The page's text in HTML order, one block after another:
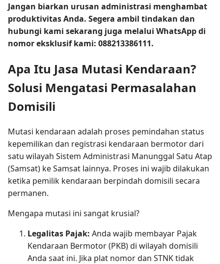
Jangan biarkan urusan administrasi menghambat
produktivitas Anda. Segera ambil tindakan dan
hubungi kami sekarang juga melalui WhatsApp di
nomor eksklusif kami: 088213386111.
Apa Itu Jasa Mutasi Kendaraan?
Solusi Mengatasi Permasalahan
Domisili
Mutasi kendaraan adalah proses pemindahan status
kepemilikan dan registrasi kendaraan bermotor dari
satu wilayah Sistem Administrasi Manunggal Satu Atap
(Samsat) ke Samsat lainnya. Proses ini wajib dilakukan
ketika pemilik kendaraan berpindah domisili secara
permanen.
Mengapa mutasi ini sangat krusial?
Legalitas Pajak: Anda wajib membayar Pajak
Kendaraan Bermotor (PKB) di wilayah domisili
Anda saat ini. Jika plat nomor dan STNK tidak